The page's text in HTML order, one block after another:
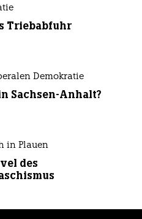
Triebabfuhr
Demokratie
Sachsen-Anhalt?
in Plauen
des